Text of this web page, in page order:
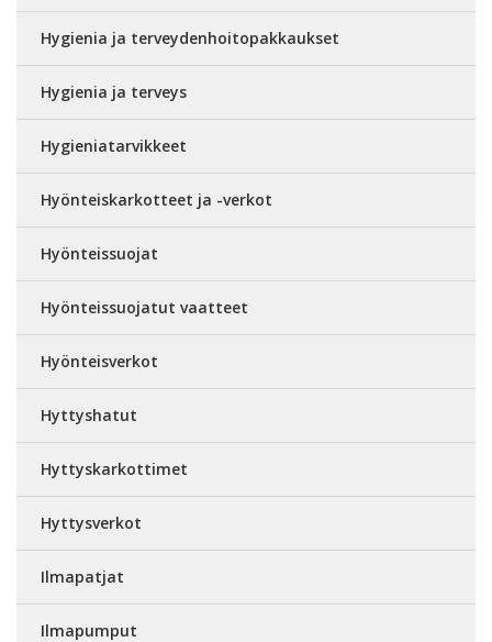
Hygienia ja terveydenhoitopakkaukset
Hygienia ja terveys
Hygieniatarvikkeet
Hyönteiskarkotteet ja -verkot
Hyönteissuojat
Hyönteissuojatut vaatteet
Hyönteisverkot
Hyttyshatut
Hyttyskarkottimet
Hyttysverkot
Ilmapatjat
Ilmapumput